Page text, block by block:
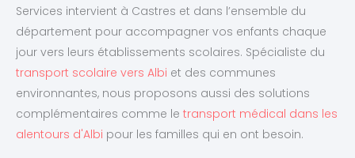
Services intervient à Castres et dans l’ensemble du
département pour accompagner vos enfants chaque
jour vers leurs établissements scolaires. Spécialiste du
transport scolaire vers Albi et des communes
environnantes, nous proposons aussi des solutions
complémentaires comme le transport médical dans les
alentours d'Albi pour les familles qui en ont besoin.